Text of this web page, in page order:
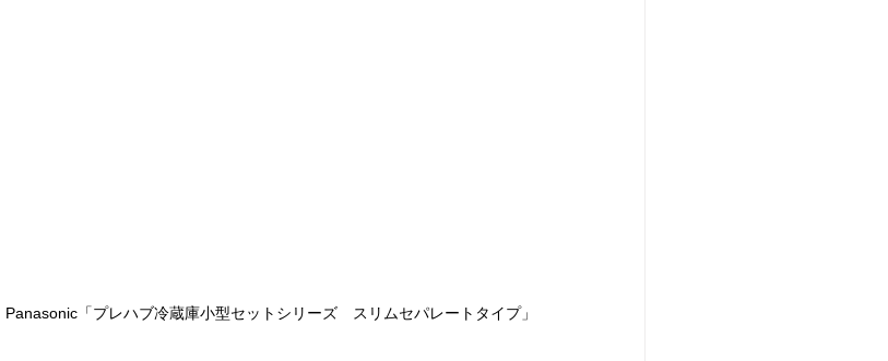
Panasonic「プレハブ冷蔵庫小型セットシリーズ　スリムセパレートタイプ」